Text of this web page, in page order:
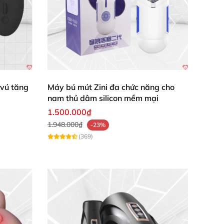
giác phải nói là không khác gì chơi hàng thật
các thương hiệu lớnnhé.
tăng
Máy bú mút Zini đa chức năng cho
nam thủ dâm silicon mềm mại
1.500.000₫
1.948.000₫
-23%
(369)